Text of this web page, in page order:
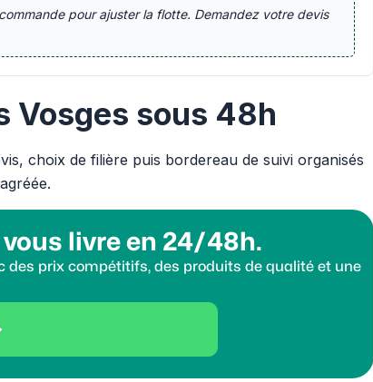
pour ajuster la flotte. Demandez votre devis
Vosges sous 48h
choix de filière puis bordereau de suivi organisés
vous livre en 24/48h.
des prix compétitifs, des produits de qualité et une